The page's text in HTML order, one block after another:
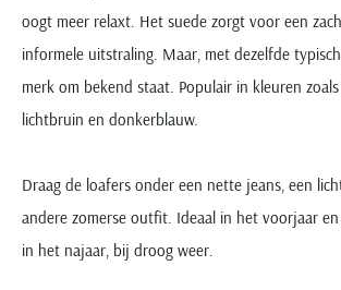
oogt meer relaxt. Het suede zorgt voor een
informele uitstraling. Maar, met dezelfde
merk om bekend staat. Populair in kleuren zoals
lichtbruin en donkerblauw.
Draag de loafers onder een nette jeans, een
andere zomerse outfit. Ideaal in het voorjaar
in het najaar, bij droog weer.